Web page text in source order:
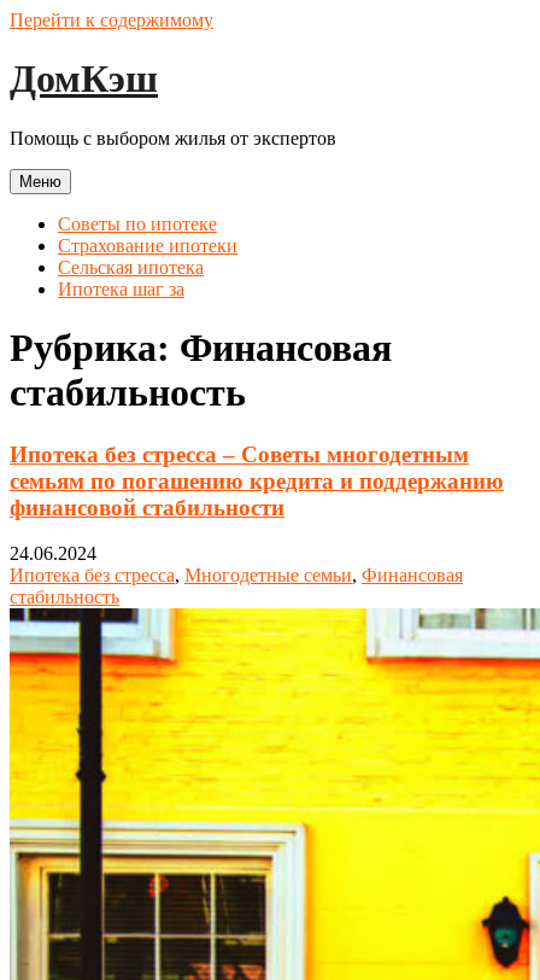
Перейти к содержимому
ДомКэш
Помощь с выбором жилья от экспертов
Меню
Советы по ипотеке
Страхование ипотеки
Сельская ипотека
Ипотека шаг за
Рубрика: Финансовая
стабильность
Ипотека без стресса – Советы многодетным
семьям по погашению кредита и поддержанию
финансовой стабильности
24.06.2024
Ипотека без стресса, Многодетные семьи, Финансовая
стабильность